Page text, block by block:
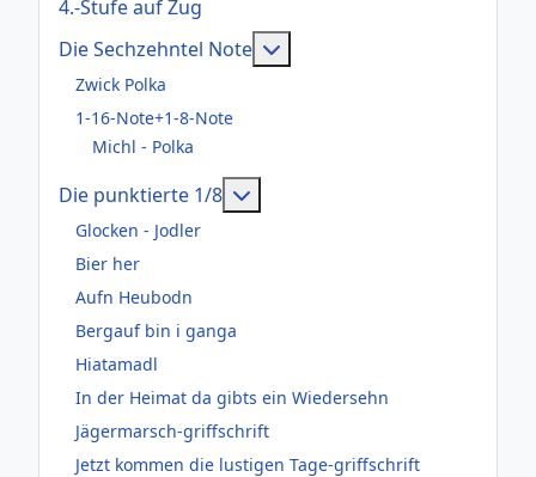
4.-Stufe auf Zug
Die Sechzehntel Note
Zwick Polka
1-16-Note+1-8-Note
Michl - Polka
Die punktierte 1/8
Glocken - Jodler
Bier her
Aufn Heubodn
Bergauf bin i ganga
Hiatamadl
In der Heimat da gibts ein Wiedersehn
Jägermarsch-griffschrift
Jetzt kommen die lustigen Tage-griffschrift